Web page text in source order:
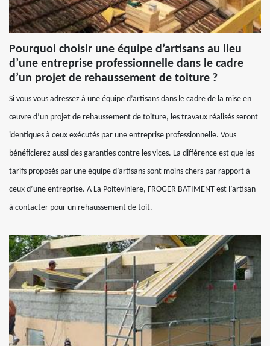
Pourquoi choisir une équipe d’artisans au lieu
d’une entreprise professionnelle dans le cadre
d’un projet de rehaussement de toiture ?
Si vous vous adressez à une équipe d’artisans dans le cadre de la mise en
œuvre d’un projet de rehaussement de toiture, les travaux réalisés seront
identiques à ceux exécutés par une entreprise professionnelle. Vous
bénéficierez aussi des garanties contre les vices. La différence est que les
tarifs proposés par une équipe d’artisans sont moins chers par rapport à
ceux d’une entreprise. A La Poiteviniere, FROGER BATIMENT est l’artisan
à contacter pour un rehaussement de toit.